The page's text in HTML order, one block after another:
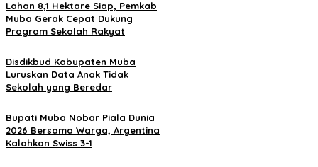
Lahan 8,1 Hektare Siap, Pemkab
Muba Gerak Cepat Dukung
Program Sekolah Rakyat
Disdikbud Kabupaten Muba
Luruskan Data Anak Tidak
Sekolah yang Beredar
Bupati Muba Nobar Piala Dunia
2026 Bersama Warga, Argentina
Kalahkan Swiss 3-1